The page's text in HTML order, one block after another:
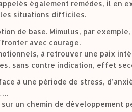
également remèdes, il en
situations difficiles.
de base. Mimulus, par
avec courage.
à retrouver une paix
sans contre indication, effet
à une période de stress,
un chemin de développement